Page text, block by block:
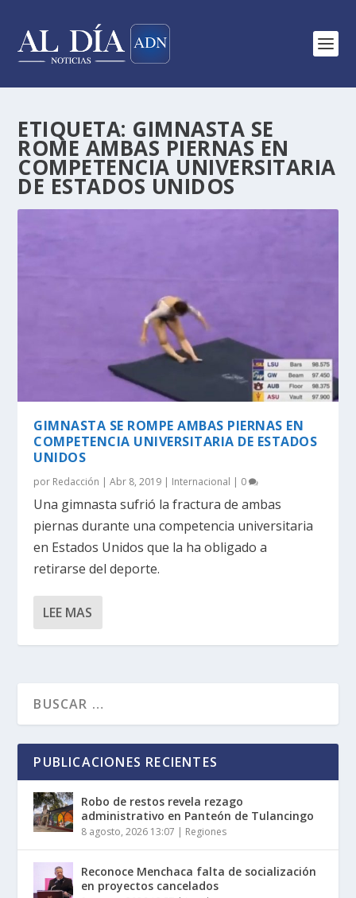
ETIQUETA: GIMNASTA SE
ROME AMBAS PIERNAS EN
COMPETENCIA UNIVERSITARIA
DE ESTADOS UNIDOS
GIMNASTA SE ROMPE AMBAS PIERNAS EN
COMPETENCIA UNIVERSITARIA DE ESTADOS
UNIDOS
por Redacción |Abr 8, 2019 | Internacional | 0
Una gimnasta sufrió la fractura de ambas
piernas durante una competencia universitaria
en Estados Unidos que la ha obligado a
retirarse del deporte.
LEE MAS
PUBLICACIONES RECIENTES
Robo de restos revela rezago
administrativo en Panteón de Tulancingo
8 agosto, 2026 13:07 | Regiones
Reconoce Menchaca falta de socialización
en proyectos cancelados